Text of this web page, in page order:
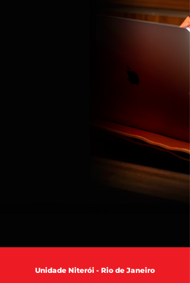
Unidade Niterói - Rio de Janeiro